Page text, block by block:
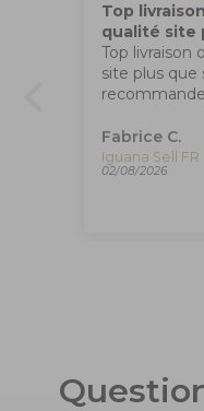
Top
qualité site
Top livraison
site plus que
Fabrice C.
Iguana Sell FR
02/08/2026